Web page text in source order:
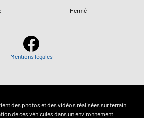
Fermé
Mentions légales
des photos et des vidéos réalisées sur terrain
de ces véhicules dans un environnement